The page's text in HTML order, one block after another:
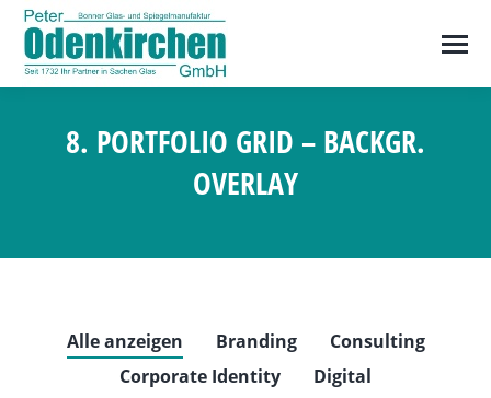
8. PORTFOLIO GRID – BACKGR.
OVERLAY
Alle anzeigen Branding
Consulting
Corporate Identity
Digital